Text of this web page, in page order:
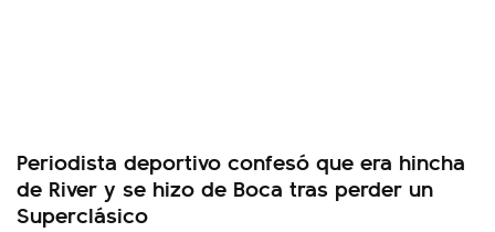
Periodista deportivo confesó que era hincha
de River y se hizo de Boca tras perder un
Superclásico